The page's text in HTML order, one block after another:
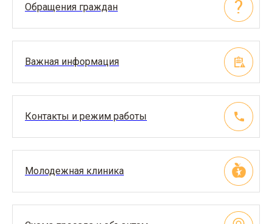
Обращения граждан
Важная информация
Контакты и режим работы
Молодежная клиника